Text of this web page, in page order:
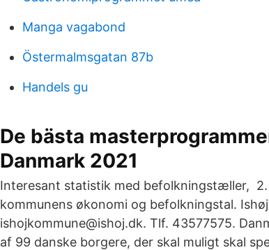
Manga vagabond
Östermalmsgatan 87b
Handels gu
De bästa
Danmark 2021
Interesant statistik med befolkningstæller,
kommunens økonomi og befolkningstal.
ishojkommune@ishoj.dk. Tlf. 43577575.
af 99 danske borgere, der skal muligt skal